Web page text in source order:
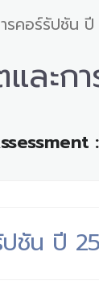
รคอร์รัปชัน
ละก
ปชัน ปี